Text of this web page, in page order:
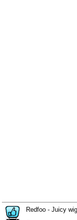
Redfoo - Juicy